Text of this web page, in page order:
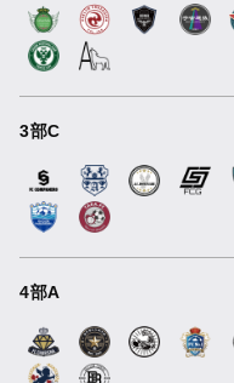
3部C
4部A